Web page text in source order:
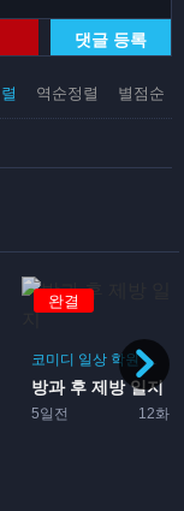
댓글 등록
역순정렬 별점순
완결
코미디 일상 학원 드라
방과 후 제방 일지
5일전 12화